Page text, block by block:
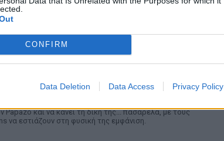
CONFIRM
Data Deletion Data Access Privacy Policy
Παπουτσάκη: Η πασαρέλα με το
ραντεβού» που κέρδισε όλα τα
8 ΏΡΕΣ
Papazo και να κάνει τη δική της... πασαρέλα, με τους
να εστιάζουν στη φυσική της εμφάνιση.